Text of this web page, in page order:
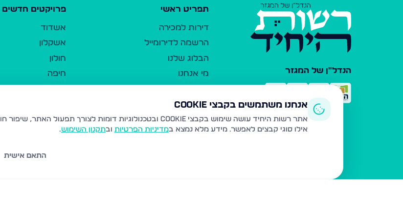
הנדל"ן של המגזר
תפריט ראשי
דירות למכירה
הרשמה לדירומייל
הבלוג שלנו
מי אנחנו
כלי עזר
פרסום ברשות היחיד
משרדי תיווך
פרויקטים חדשים
אשדוד
אשקלון
חולון
חיפה
נהריה
עמנואל
אנחנו משתמשים בקבצי Cookie
אתר רשות היחיד עושה שימוש בקבצי Cookie ובטכנולוגיות דומות לצורך תפעול האתר, שיפור חוויית המשתמש, ניתוח שימוש ושיווק מותאם.
אילו סוגי קבצים לאפשר. מידע מלא נמצא במדיניות הפרטיות ובתקנון השימוש.
התאם אישית